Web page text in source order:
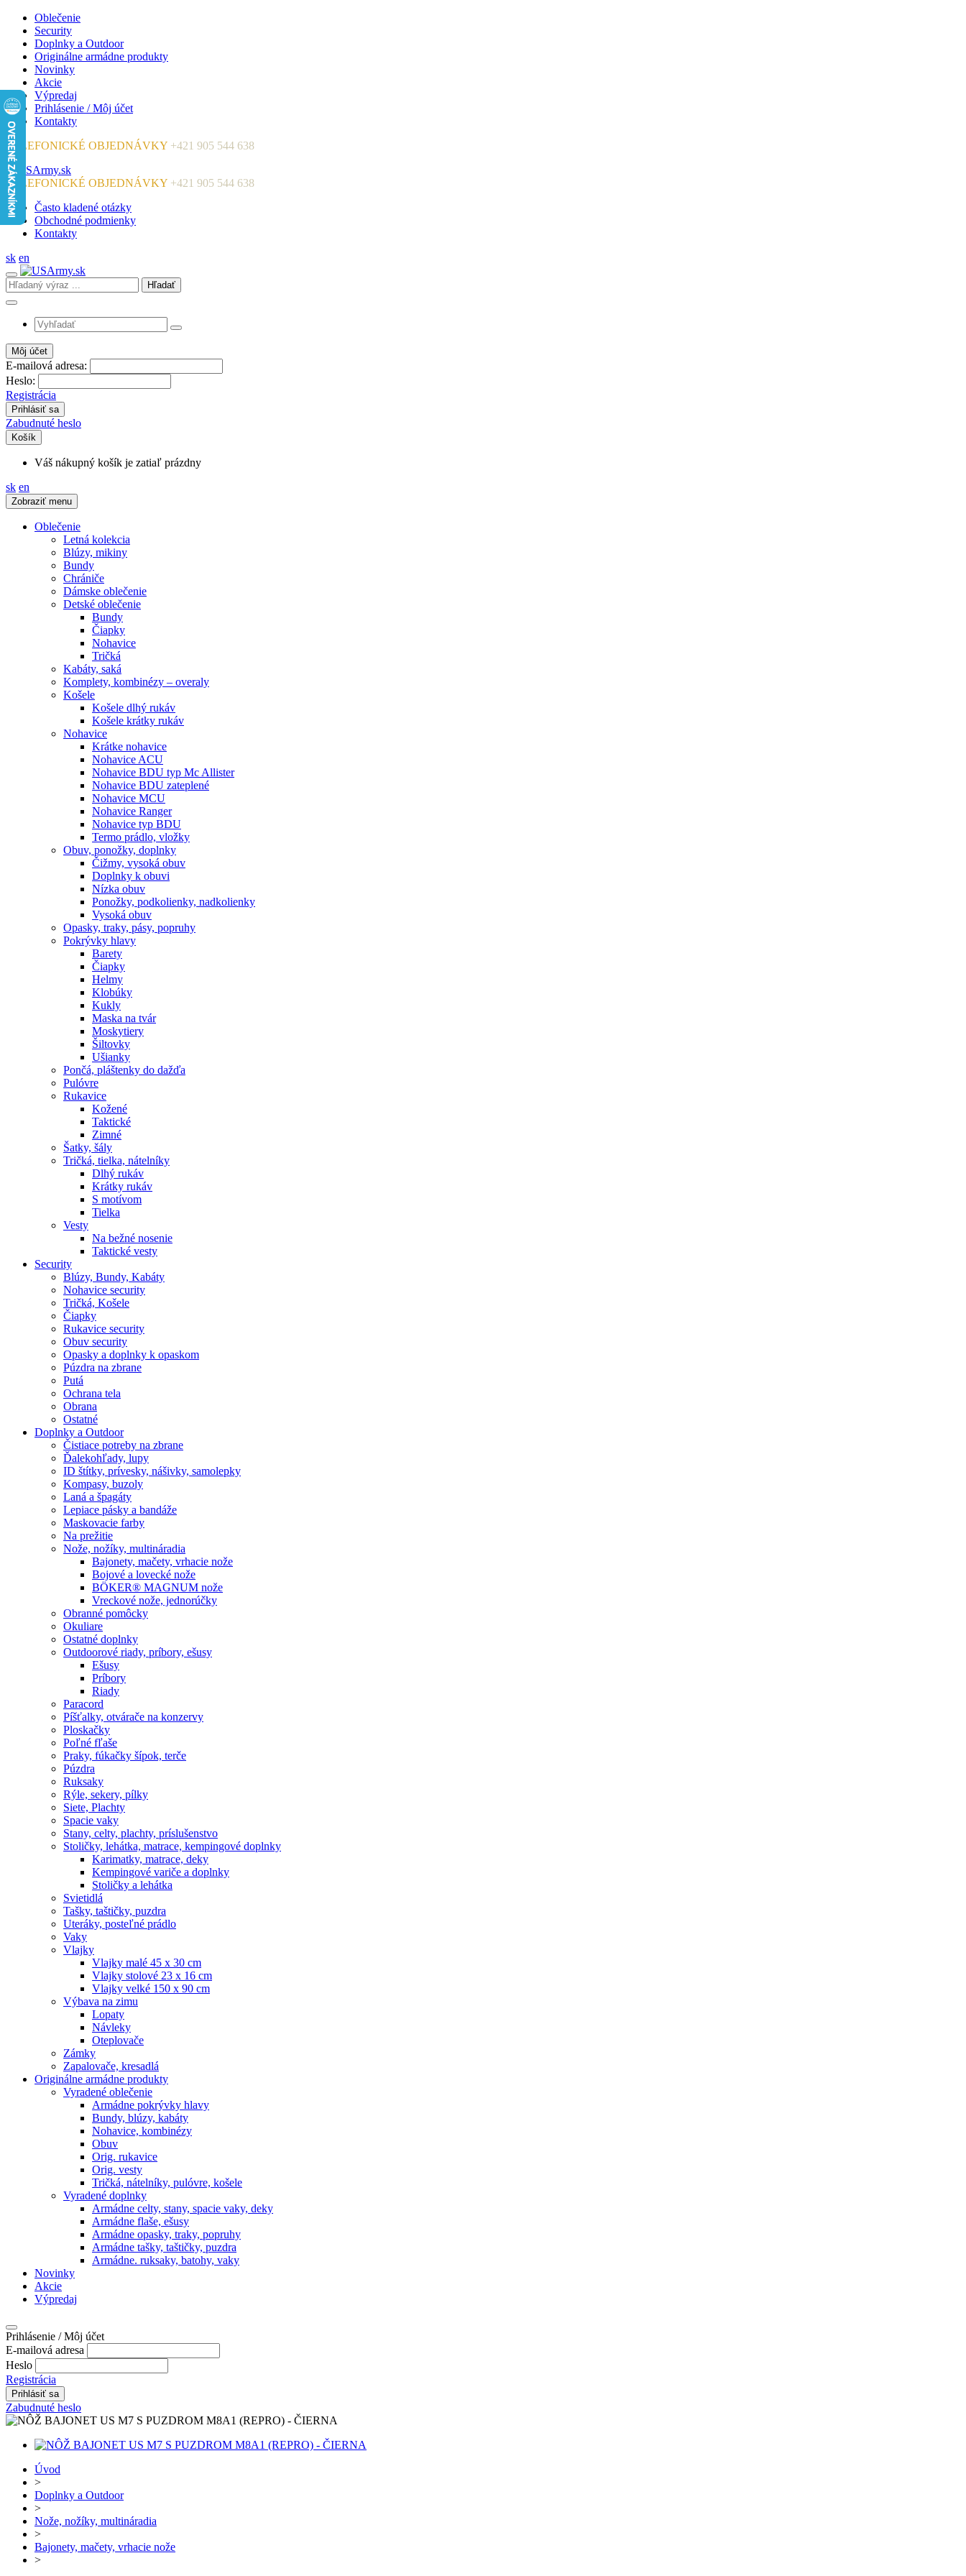
Oblečenie
Security
Doplnky a Outdoor
Originálne armádne produkty
Novinky
Akcie
Výpredaj
Prihlásenie / Môj účet
Kontakty
TELEFONICKÉ OBJEDNÁVKY +421 905 544 638
TELEFONICKÉ OBJEDNÁVKY +421 905 544 638
Často kladené otázky
Obchodné podmienky
Kontakty
sk en
Hľadať
Môj účet
E-mailová adresa:
Heslo:
Registrácia
Zabudnuté heslo
Košík
Váš nákupný košík je zatiaľ prázdny
sk en
Zobraziť menu
Oblečenie
Letná kolekcia
Blúzy, mikiny
Bundy
Chrániče
Dámske oblečenie
Detské oblečenie
Bundy
Čiapky
Nohavice
Tričká
Kabáty, saká
Komplety, kombinézy – overaly
Košele
Košele dlhý rukáv
Košele krátky rukáv
Nohavice
Krátke nohavice
Nohavice ACU
Nohavice BDU typ Mc Allister
Nohavice BDU zateplené
Nohavice MCU
Nohavice Ranger
Nohavice typ BDU
Termo prádlo, vložky
Obuv, ponožky, doplnky
Čižmy, vysoká obuv
Doplnky k obuvi
Nízka obuv
Ponožky, podkolienky, nadkolienky
Vysoká obuv
Opasky, traky, pásy, popruhy
Pokrývky hlavy
Barety
Čiapky
Helmy
Klobúky
Kukly
Maska na tvár
Moskytiery
Šiltovky
Ušianky
Pončá, pláštenky do dažďa
Pulóvre
Rukavice
Kožené
Taktické
Zimné
Šatky, šály
Tričká, tielka, nátelníky
Dlhý rukáv
Krátky rukáv
S motívom
Tielka
Vesty
Na bežné nosenie
Taktické vesty
Security
Blúzy, Bundy, Kabáty
Nohavice security
Tričká, Košele
Čiapky
Rukavice security
Obuv security
Opasky a doplnky k opaskom
Púzdra na zbrane
Putá
Ochrana tela
Obrana
Ostatné
Doplnky a Outdoor
Čistiace potreby na zbrane
Ďalekohľady, lupy
ID štítky, prívesky, nášivky, samolepky
Kompasy, buzoly
Laná a špagáty
Lepiace pásky a bandáže
Maskovacie farby
Na prežitie
Nože, nožíky, multináradia
Bajonety, mačety, vrhacie nože
Bojové a lovecké nože
BÖKER® MAGNUM nože
Vreckové nože, jednorúčky
Obranné pomôcky
Okuliare
Ostatné doplnky
Outdoorové riady, príbory, ešusy
Ešusy
Príbory
Riady
Paracord
Píšťalky, otvárače na konzervy
Ploskačky
Poľné fľaše
Praky, fúkačky šípok, terče
Púzdra
Ruksaky
Rýle, sekery, pílky
Siete, Plachty
Spacie vaky
Stany, celty, plachty, príslušenstvo
Stoličky, lehátka, matrace, kempingové doplnky
Karimatky, matrace, deky
Kempingové variče a doplnky
Stoličky a lehátka
Svietidlá
Tašky, taštičky, puzdra
Uteráky, posteľné prádlo
Vaky
Vlajky
Vlajky malé 45 x 30 cm
Vlajky stolové 23 x 16 cm
Vlajky velké 150 x 90 cm
Výbava na zimu
Lopaty
Návleky
Oteplovače
Zámky
Zapalovače, kresadlá
Originálne armádne produkty
Vyradené oblečenie
Armádne pokrývky hlavy
Bundy, blúzy, kabáty
Nohavice, kombinézy
Obuv
Orig. rukavice
Orig. vesty
Tričká, nátelníky, pulóvre, košele
Vyradené doplnky
Armádne celty, stany, spacie vaky, deky
Armádne flaše, ešusy
Armádne opasky, traky, popruhy
Armádne tašky, taštičky, puzdra
Armádne. ruksaky, batohy, vaky
Novinky
Akcie
Výpredaj
Prihlásenie / Môj účet
E-mailová adresa
Heslo
Registrácia
Zabudnuté heslo
Úvod
>
Doplnky a Outdoor
>
Nože, nožíky, multináradia
>
Bajonety, mačety, vrhacie nože
>